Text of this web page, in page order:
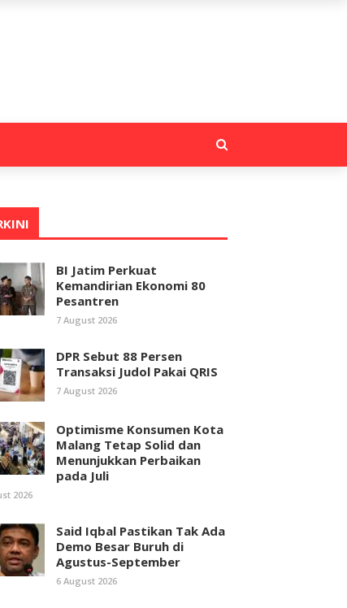
BI Jatim Perkuat
Kemandirian Ekonomi 80
Pesantren
7 August 2026
DPR Sebut 88 Persen
Transaksi Judol Pakai QRIS
7 August 2026
Optimisme Konsumen Kota
Malang Tetap Solid dan
Menunjukkan Perbaikan
pada Juli
2026
Said Iqbal Pastikan Tak Ada
Demo Besar Buruh di
Agustus-September
6 August 2026